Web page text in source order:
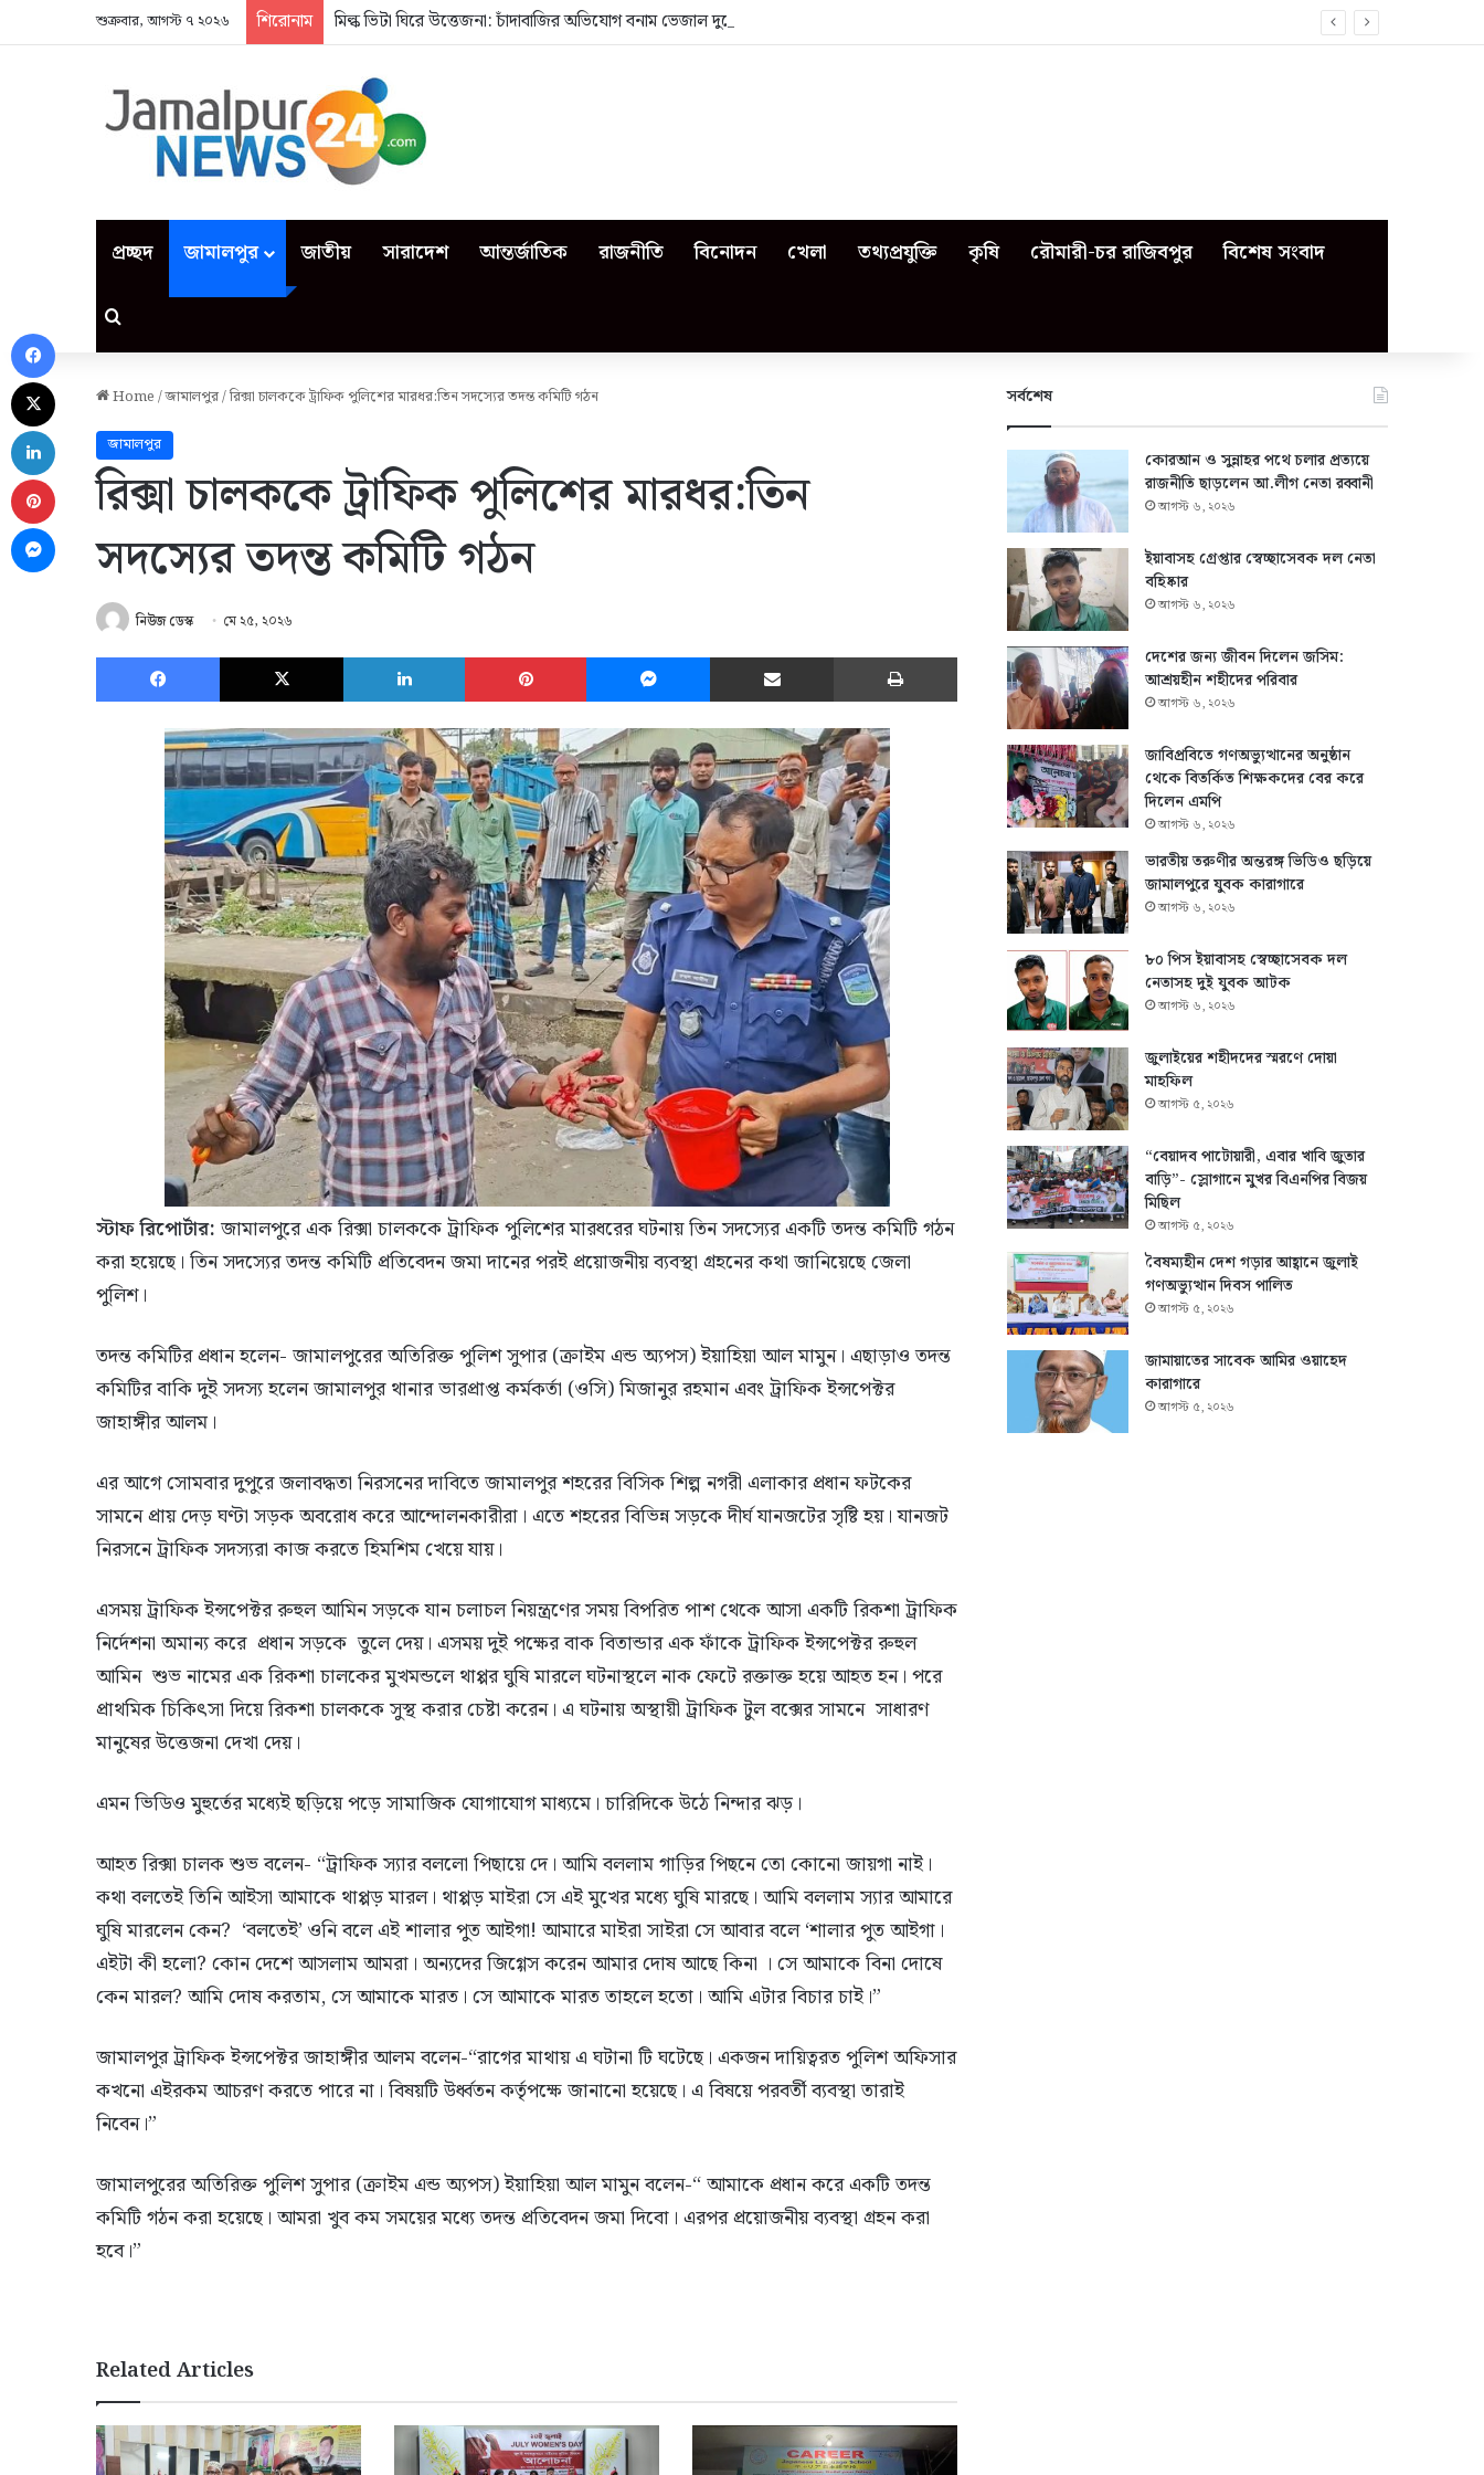
শুক্রবার, আগস্ট ৭ ২০২৬ শিরোনাম মিল্ক ভিটা ঘিরে উত্তেজনা: চাঁদাবাজির অভিযোগ বনাম ভেজাল দুধের জিডি
প্রচ্ছদ জামালপুর জাতীয় সারাদেশ আন্তর্জাতিক রাজনীতি বিনোদন খেলা তথ্যপ্রযুক্তি কৃষি রৌমারী-চর রাজিবপুর বিশেষ সংবাদ
Search for
Home/জামালপুর/রিক্সা চালককে ট্রাফিক পুলিশের মারধর:তিন সদস্যের তদন্ত কমিটি গঠন
জামালপুর
রিক্সা চালককে ট্রাফিক পুলিশের মারধর:তিন
সদস্যের তদন্ত কমিটি গঠন
নিউজ ডেস্ক মে ২৫, ২০২৬
Facebook X LinkedIn Pinterest Messenger Share via Email Print
স্টাফ রিপোর্টার: জামালপুরে এক রিক্সা চালককে ট্রাফিক পুলিশের মারধরের ঘটনায় তিন সদস্যের একটি তদন্ত কমিটি গঠন
করা হয়েছে। তিন সদস্যের তদন্ত কমিটি প্রতিবেদন জমা দানের পরই প্রয়োজনীয় ব্যবস্থা গ্রহনের কথা জানিয়েছে জেলা
পুলিশ।
তদন্ত কমিটির প্রধান হলেন- জামালপুরের অতিরিক্ত পুলিশ সুপার (ক্রাইম এন্ড অ্যপস) ইয়াহিয়া আল মামুন। এছাড়াও তদন্ত
কমিটির বাকি দুই সদস্য হলেন জামালপুর থানার ভারপ্রাপ্ত কর্মকর্তা (ওসি) মিজানুর রহমান এবং ট্রাফিক ইন্সপেক্টর
জাহাঙ্গীর আলম।
এর আগে সোমবার দুপুরে জলাবদ্ধতা নিরসনের দাবিতে জামালপুর শহরের বিসিক শিল্প নগরী এলাকার প্রধান ফটকের
সামনে প্রায় দেড় ঘণ্টা সড়ক অবরোধ করে আন্দোলনকারীরা। এতে শহরের বিভিন্ন সড়কে দীর্ঘ যানজটের সৃষ্টি হয়। যানজট
নিরসনে ট্রাফিক সদস্যরা কাজ করতে হিমশিম খেয়ে যায়।
এসময় ট্রাফিক ইন্সপেক্টর রুহুল আমিন সড়কে যান চলাচল নিয়ন্ত্রণের সময় বিপরিত পাশ থেকে আসা একটি রিকশা ট্রাফিক
নির্দেশনা অমান্য করে প্রধান সড়কে তুলে দেয়। এসময় দুই পক্ষের বাক বিতান্ডার এক ফাঁকে ট্র‍াফিক ইন্সপেক্টর রুহুল
আমিন শুভ নামের এক রিকশা চালকের মুখমন্ডলে থাপ্পর ঘুষি মারলে ঘটনাস্থলে নাক ফেটে রক্তাক্ত হয়ে আহত হন। পরে
প্রাথমিক চিকিৎসা দিয়ে রিকশা চালককে সুস্থ করার চেষ্টা করেন। এ ঘটনায় অস্থায়ী ট্রাফিক টুল বক্সের সামনে সাধারণ
মানুষের উত্তেজনা দেখা দেয়।
এমন ভিডিও মুহুর্তের মধ্যেই ছড়িয়ে পড়ে সামাজিক যোগাযোগ মাধ্যমে। চারিদিকে উঠে নিন্দার ঝড়।
আহত রিক্সা চালক শুভ বলেন- ‍“ট্রাফিক স্যার বললো পিছায়ে দে। আমি বললাম গাড়ির পিছনে তো কোনো জায়গা নাই।
কথা বলতেই তিনি আইসা আমাকে থাপ্পড় মারল। থাপ্পড় মাইরা সে এই মুখের মধ্যে ঘুষি মারছে। আমি বললাম স্যার আমারে
ঘুষি মারলেন কেন? ‘বলতেই’ ওনি বলে এই শালার পুত আইগা! আমারে মাইরা সাইরা সে আবার বলে ‘শালার পুত আইগা।
এইটা কী হলো? কোন দেশে আসলাম আমরা। অন্যদের জিগ্গেস করেন আমার দোষ আছে কিনা । সে আমাকে বিনা দোষে
কেন মারল? আমি দোষ করতাম, সে আমাকে মারত। সে আমাকে মারত তাহলে হতো। আমি এটার বিচার চাই।”
জামালপুর ট্রাফিক ইন্সপেক্টর জাহাঙ্গীর আলম বলেন-“রাগের মাথায় এ ঘটানা টি ঘটেছে। একজন দায়িত্বরত পুলিশ অফিসার
কখনো এইরকম আচরণ করতে পারে না। বিষয়টি উর্ধ্বতন কর্তৃপক্ষে জানানো হয়েছে। এ বিষয়ে পরবর্তী ব্যবস্থা তারাই
নিবেন।”
জামালপুরের অতিরিক্ত পুলিশ সুপার (ক্রাইম এন্ড অ্যপস) ইয়াহিয়া আল মামুন বলেন-“ আমাকে প্রধান করে একটি তদন্ত
কমিটি গঠন করা হয়েছে। আমরা খুব কম সময়ের মধ্যে তদন্ত প্রতিবেদন জমা দিবো। এরপর প্রয়োজনীয় ব্যবস্থা গ্রহন করা
হবে।”
Related Articles
সর্বশেষ
কোরআন ও সুন্নাহর পথে চলার প্রত্যয়ে
রাজনীতি ছাড়লেন আ.লীগ নেতা রব্বানী
আগস্ট ৬, ২০২৬
ইয়াবাসহ গ্রেপ্তার স্বেচ্ছাসেবক দল নেতা
বহিষ্কার
আগস্ট ৬, ২০২৬
দেশের জন্য জীবন দিলেন জসিম:
আশ্রয়হীন শহীদের পরিবার
আগস্ট ৬, ২০২৬
জাবিপ্রবিতে গণঅভ্যুত্থানের অনুষ্ঠান
থেকে বিতর্কিত শিক্ষকদের বের করে
দিলেন এমপি
আগস্ট ৬, ২০২৬
ভারতীয় তরুণীর অন্তরঙ্গ ভিডিও ছড়িয়ে
জামালপুরে যুবক কারাগারে
আগস্ট ৬, ২০২৬
৮০ পিস ইয়াবাসহ স্বেচ্ছাসেবক দল
নেতাসহ দুই যুবক আটক
আগস্ট ৬, ২০২৬
জুলাইয়ের শহীদদের স্মরণে দোয়া
মাহফিল
আগস্ট ৫, ২০২৬
“বেয়াদব পাটোয়ারী, এবার খাবি জুতার
বাড়ি”- স্লোগানে মুখর বিএনপির বিজয়
মিছিল
আগস্ট ৫, ২০২৬
বৈষম্যহীন দেশ গড়ার আহ্বানে জুলাই
গণঅভ্যুত্থান দিবস পালিত
আগস্ট ৫, ২০২৬
জামায়াতের সাবেক আমির ওয়াহেদ
কারাগারে
আগস্ট ৫, ২০২৬
Facebook
LinkedIn
Pinterest